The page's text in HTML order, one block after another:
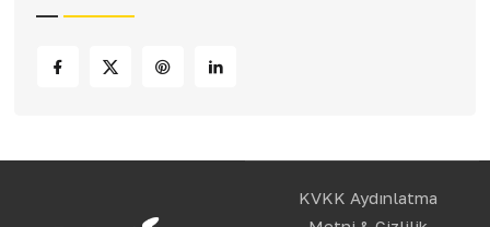
KVKK Aydınlatma